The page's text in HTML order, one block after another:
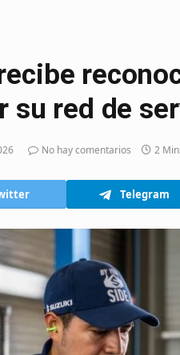
su red de
No hay comentarios 2
Telegram